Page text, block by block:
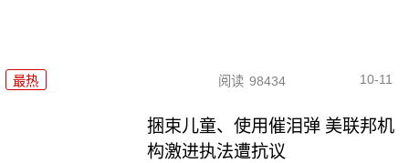
最热 阅读 98434 10-11
捆束儿童、使用催泪弹 美联邦机
构激进执法遭抗议